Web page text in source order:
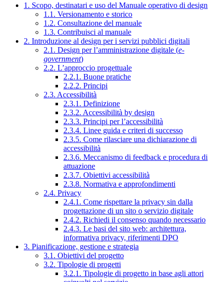
1. Scopo, destinatari e uso del Manuale operativo di design
1.1. Versionamento e storico
1.2. Consultazione del manuale
1.3. Contribuisci al manuale
2. Introduzione al design per i servizi pubblici digitali
2.1. Design per l’amministrazione digitale (e-
government)
2.2. L’approccio progettuale
2.2.1. Buone pratiche
2.2.2. Principi
2.3. Accessibilità
2.3.1. Definizione
2.3.2. Accessibilità by design
2.3.3. Principi per l’accessibilità
2.3.4. Linee guida e criteri di successo
2.3.5. Come rilasciare una dichiarazione di
accessibilità
2.3.6. Meccanismo di feedback e procedura di
attuazione
2.3.7. Obiettivi accessibilità
2.3.8. Normativa e approfondimenti
2.4. Privacy
2.4.1. Come rispettare la privacy sin dalla
progettazione di un sito o servizio digitale
2.4.2. Richiedi il consenso quando necessario
2.4.3. Le basi del sito web: architettura,
informativa privacy, riferimenti DPO
3. Pianificazione, gestione e strategia
3.1. Obiettivi del progetto
3.2. Tipologie di progetti
3.2.1. Tipologie di progetto in base agli attori